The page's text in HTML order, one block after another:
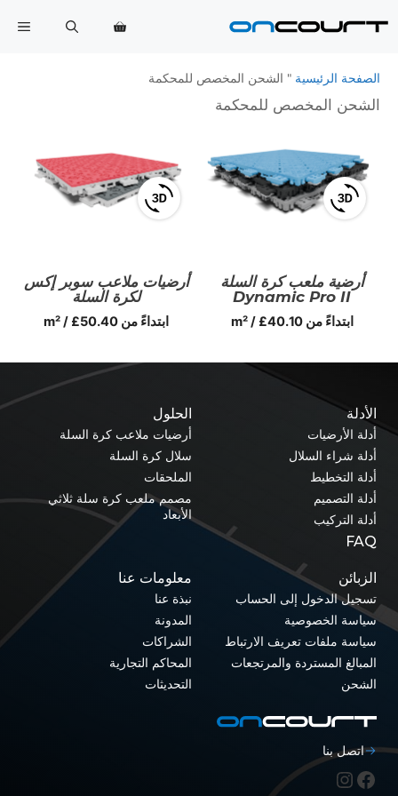
إلى
الصفحة الرئيسية " الشحن المخصص للمحكمة
الشحن المخصص للمحكمة
عرض
ثلاثي
الأبعاد
أرضية ملعب كرة السلة
Dynamic Pro II
ابتداءً من £40.10
/ m²
عرض
ثلاثي
الأبعاد
أرضيات ملاعب سوبر إكس
لكرة السلة
ابتداءً من £50.40
/ m²
الحلول
أرضيات ملاعب كرة السلة
سلال كرة السلة
الملحقات
مصمم ملعب كرة سلة ثلاثي
الأبعاد
الأدلة
أدلة الأرضيات
أدلة شراء السلال
أدلة التخطيط
أدلة التصميم
أدلة التركيب
FAQ
الزبائن
تسجيل الدخول إلى الحساب
سياسة الخصوصية
سياسة ملفات تعريف الارتباط
المبالغ المستردة والمرتجعات
الشحن
معلومات عنا
نبذة عنا
المدونة
الشراكات
المحاكم التجارية
التحديثات
اتصل بنا
فيسبوك
إنستغرام